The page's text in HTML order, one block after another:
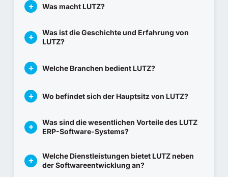
Was macht LUTZ?
Was ist die Geschichte und Erfahrung von
LUTZ?
Welche Branchen bedient LUTZ?
Wo befindet sich der Hauptsitz von LUTZ?
Was sind die wesentlichen Vorteile des LUTZ
ERP-Software-Systems?
Welche Dienstleistungen bietet LUTZ neben
der Softwareentwicklung an?